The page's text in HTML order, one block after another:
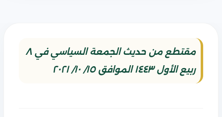
مقتطع من حديث الجمعة السياسي في ٨
ربيع الأول ١٤٤٣ الموافق ١٥/ ١٠/ ٢٠٢١